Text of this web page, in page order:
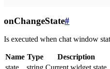
onChangeState#
Is executed when chat window
Name Type
Description